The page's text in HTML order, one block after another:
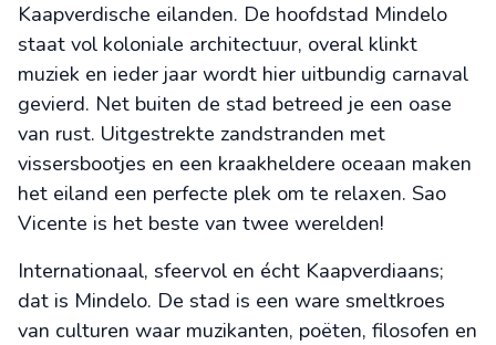
Kaapverdische eilanden. De hoofdstad Mindelo
staat vol koloniale architectuur, overal klinkt
muziek en ieder jaar wordt hier uitbundig carnaval
gevierd. Net buiten de stad betreed je een oase
van rust. Uitgestrekte zandstranden met
vissersbootjes en een kraakheldere oceaan maken
het eiland een perfecte plek om te relaxen. Sao
Vicente is het beste van twee werelden!
Internationaal, sfeervol en écht Kaapverdiaans;
dat is Mindelo. De stad is een ware smeltkroes
van culturen waar muzikanten, poëten, filosofen en